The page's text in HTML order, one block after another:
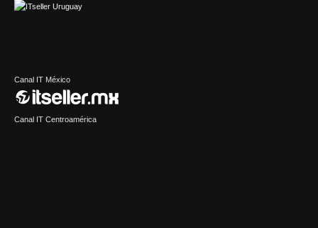
Canal IT México
Canal IT Centroamérica